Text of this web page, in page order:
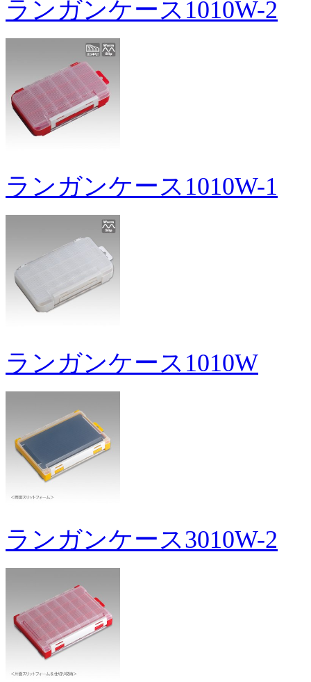
ランガンケース1010W-2
ランガンケース1010W-1
ランガンケース1010W
ランガンケース3010W-2